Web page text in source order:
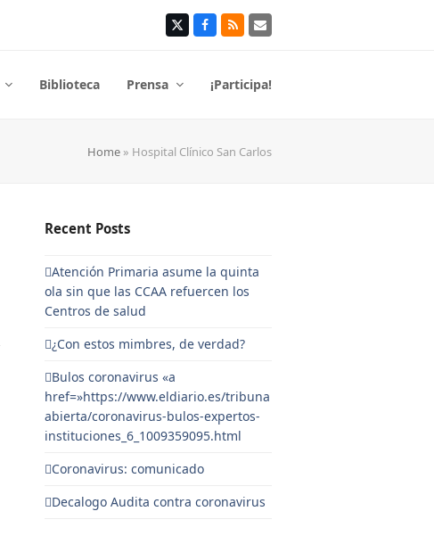
TwitterFacebook
RSS Correo
Biblioteca Prensa ¡Participa!
Home » Hospital Clínico San Carlos
Recent Posts
Atención Primaria asume la quinta
ola sin que las CCAA refuercen los
Centros de salud
¿Con estos mimbres, de verdad?
Bulos coronavirus «a
href=»https://www.eldiario.es/tribuna
abierta/coronavirus-bulos-expertos-
instituciones_6_1009359095.html
Coronavirus: comunicado
Decalogo Audita contra coronavirus